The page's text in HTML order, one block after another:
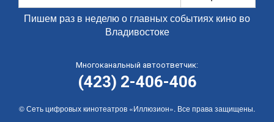
Пишем раз в неделю о главных событиях кино во
Владивостоке
Многоканальный автоответчик:
(423) 2-406-406
© Сеть цифровых кинотеатров «Иллюзион». Все права защищены.